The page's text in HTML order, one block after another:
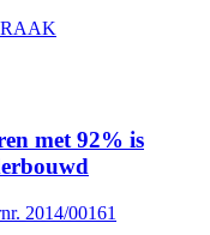
met 92% is
2014/00161